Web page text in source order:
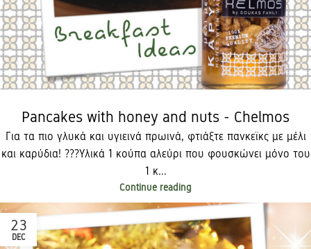
Pancakes with honey and nuts - Chelmos
Για τα πιο γλυκά και υγιεινά πρωινά, φτιάξτε πανκεϊκς με μέλι
και καρύδια! ??​ ?Υλικά ​ 1 κούπα αλεύρι που φουσκώνει μόνο του​
1 κ...
Continue reading
23
DEC